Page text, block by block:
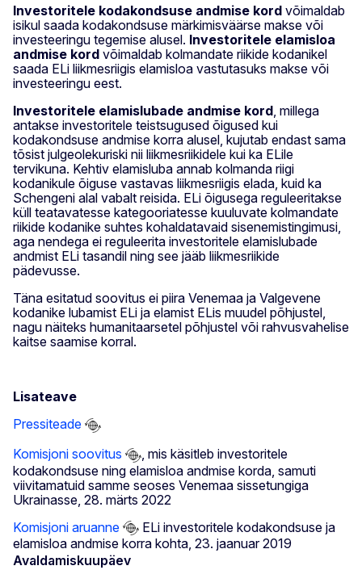
Investoritele kodakondsuse andmise kord võimaldab
isikul saada kodakondsuse märkimisväärse makse või
investeeringu tegemise alusel. Investoritele elamisloa
andmise kord võimaldab kolmandate riikide kodanikel
saada ELi liikmesriigis elamisloa vastutasuks makse või
investeeringu eest.
Investoritele elamislubade andmise kord, millega
antakse investoritele teistsugused õigused kui
kodakondsuse andmise korra alusel, kujutab endast sama
tõsist julgeolekuriski nii liikmesriikidele kui ka ELile
tervikuna. Kehtiv elamisluba annab kolmanda riigi
kodanikule õiguse vastavas liikmesriigis elada, kuid ka
Schengeni alal vabalt reisida. ELi õigusega reguleeritakse
küll teatavatesse kategooriatesse kuuluvate kolmandate
riikide kodanike suhtes kohaldatavaid sisenemistingimusi,
aga nendega ei reguleerita investoritele elamislubade
andmist ELi tasandil ning see jääb liikmesriikide
pädevusse.
Täna esitatud soovitus ei piira Venemaa ja Valgevene
kodanike lubamist ELi ja elamist ELis muudel põhjustel,
nagu näiteks humanitaarsetel põhjustel või rahvusvahelise
kaitse saamise korral.
Lisateave
Pressiteade
Komisjoni soovitus
, mis käsitleb investoritele
kodakondsuse ning elamisloa andmise korda, samuti
viivitamatuid samme seoses Venemaa sissetungiga
Ukrainasse, 28. märts 2022
Komisjoni aruanne
ELi investoritele kodakondsuse ja
elamisloa andmise korra kohta, 23. jaanuar 2019
Avaldamiskuupäev